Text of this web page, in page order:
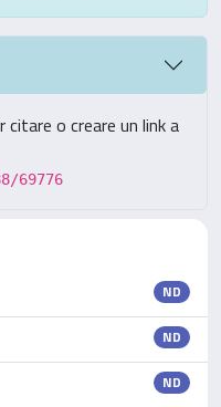
o creare un link a
69776
ND
ND
ND